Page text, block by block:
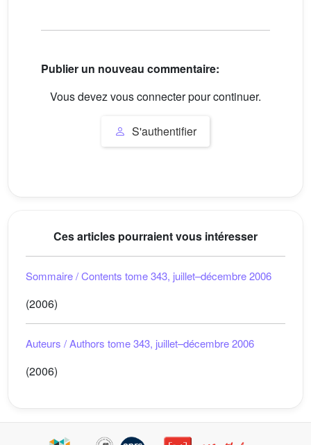
Publier un nouveau commentaire:
Vous devez vous connecter pour continuer.
S'authentifier
Ces articles pourraient vous intéresser
Sommaire / Contents tome 343, juillet–décembre 2006
(2006)
Auteurs / Authors tome 343, juillet–décembre 2006
(2006)